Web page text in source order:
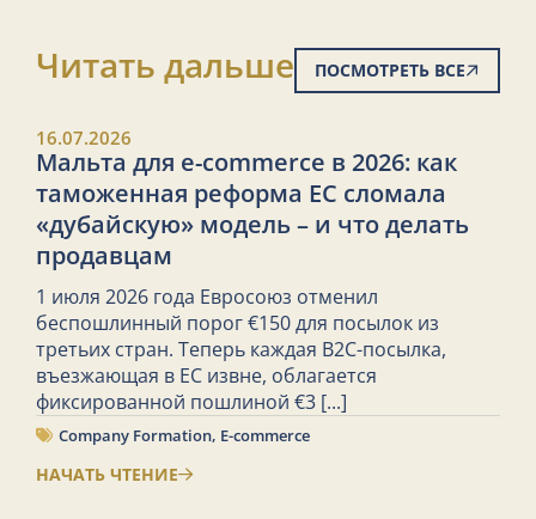
Читать дальше ПОСМОТРЕТЬ ВСЕ
16.07.2026
Мальта для e-commerce в 2026: как
таможенная реформа ЕС сломала
«дубайскую» модель – и что делать
продавцам
1 июля 2026 года Евросоюз отменил
беспошлинный порог €150 для посылок из
третьих стран. Теперь каждая B2C-посылка,
въезжающая в ЕС извне, облагается
фиксированной пошлиной €3 [...]
Company Formation, E-commerce
НАЧАТЬ ЧТЕНИЕ